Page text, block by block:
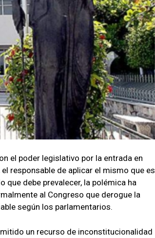
el poder legislativo por la entrada en
responsable de aplicar el mismo que es
que debe prevalecer, la polémica ha
al Congreso que derogue la
según los parlamentarios.
un recurso de inconstitucionalidad